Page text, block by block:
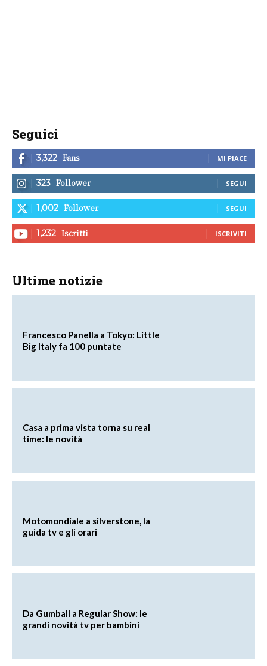
Seguici
3,322 Fans MI PIACE
323 Follower SEGUI
1,002 Follower SEGUI
1,232 Iscritti ISCRIVITI
Ultime notizie
Francesco Panella a Tokyo: Little
Big Italy fa 100 puntate
Casa a prima vista torna su real
time: le novità
Motomondiale a silverstone, la
guida tv e gli orari
Da Gumball a Regular Show: le
grandi novità tv per bambini